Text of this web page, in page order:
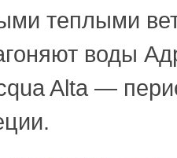
теплыми
воды
Alta —